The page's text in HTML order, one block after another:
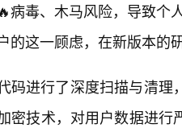
病毒、木马风险，导致个
的这一顾虑，在新版本的
码进行了深度扫描与清
密技术，对用户数据进